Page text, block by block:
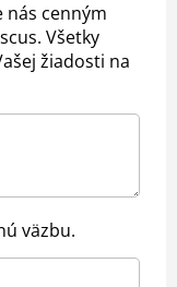
nás cenným
Všetky
žiadosti na
väzbu.